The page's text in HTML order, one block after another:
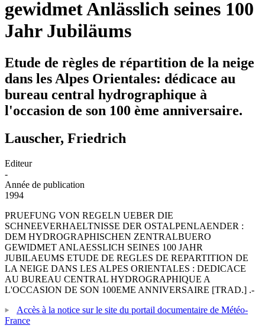
gewidmet Anlässlich seines 100
Jahr Jubiläums
Etude de règles de répartition de la neige
dans les Alpes Orientales: dédicace au
bureau central hydrographique à
l'occasion de son 100 ème anniversaire.
Lauscher, Friedrich
Editeur
-
Année de publication
1994
PRUEFUNG VON REGELN UEBER DIE
SCHNEEVERHAELTNISSE DER OSTALPENLAENDER :
DEM HYDROGRAPHISCHEN ZENTRALBUERO
GEWIDMET ANLAESSLICH SEINES 100 JAHR
JUBILAEUMS ETUDE DE REGLES DE REPARTITION DE
LA NEIGE DANS LES ALPES ORIENTALES : DEDICACE
AU BUREAU CENTRAL HYDROGRAPHIQUE A
L'OCCASION DE SON 100EME ANNIVERSAIRE [TRAD.] .-
Accès à la notice sur le site du portail documentaire de Météo-
France